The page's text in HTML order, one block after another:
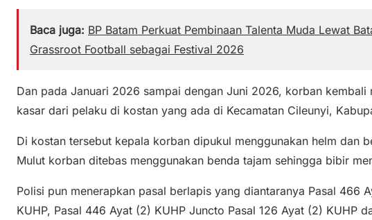
Baca juga: BP Batam Perkuat Pembinaan Talenta Muda Lewat
Grassroot Football sebagai Festival 2026
Dan pada Januari 2026 sampai dengan Juni 2026, korban kembali
kasar dari pelaku di kostan yang ada di Kecamatan Cileunyi,
Di kostan tersebut kepala korban dipukul menggunakan helm dan
Mulut korban ditebas menggunakan benda tajam sehingga bibir
Polisi pun menerapkan pasal berlapis yang diantaranya Pasal 466
KUHP, Pasal 446 Ayat (2) KUHP Juncto Pasal 126 Ayat (2) KUHP